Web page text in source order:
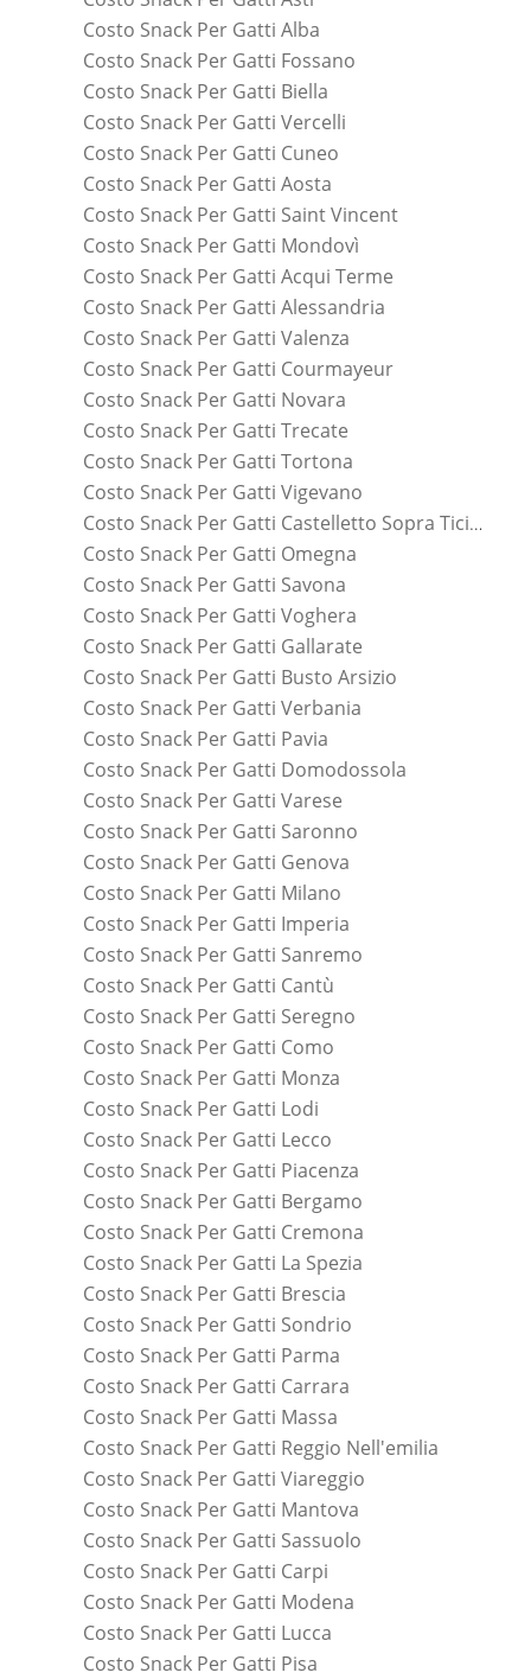
Costo Snack Per Gatti Alba
Costo Snack Per Gatti Fossano
Costo Snack Per Gatti Biella
Costo Snack Per Gatti Vercelli
Costo Snack Per Gatti Cuneo
Costo Snack Per Gatti Aosta
Costo Snack Per Gatti Saint Vincent
Costo Snack Per Gatti Mondovì
Costo Snack Per Gatti Acqui Terme
Costo Snack Per Gatti Alessandria
Costo Snack Per Gatti Valenza
Costo Snack Per Gatti Courmayeur
Costo Snack Per Gatti Novara
Costo Snack Per Gatti Trecate
Costo Snack Per Gatti Tortona
Costo Snack Per Gatti Vigevano
Costo Snack Per Gatti Castelletto Sopra Ticino
Costo Snack Per Gatti Omegna
Costo Snack Per Gatti Savona
Costo Snack Per Gatti Voghera
Costo Snack Per Gatti Gallarate
Costo Snack Per Gatti Busto Arsizio
Costo Snack Per Gatti Verbania
Costo Snack Per Gatti Pavia
Costo Snack Per Gatti Domodossola
Costo Snack Per Gatti Varese
Costo Snack Per Gatti Saronno
Costo Snack Per Gatti Genova
Costo Snack Per Gatti Milano
Costo Snack Per Gatti Imperia
Costo Snack Per Gatti Sanremo
Costo Snack Per Gatti Cantù
Costo Snack Per Gatti Seregno
Costo Snack Per Gatti Como
Costo Snack Per Gatti Monza
Costo Snack Per Gatti Lodi
Costo Snack Per Gatti Lecco
Costo Snack Per Gatti Piacenza
Costo Snack Per Gatti Bergamo
Costo Snack Per Gatti Cremona
Costo Snack Per Gatti La Spezia
Costo Snack Per Gatti Brescia
Costo Snack Per Gatti Sondrio
Costo Snack Per Gatti Parma
Costo Snack Per Gatti Carrara
Costo Snack Per Gatti Massa
Costo Snack Per Gatti Reggio Nell'emilia
Costo Snack Per Gatti Viareggio
Costo Snack Per Gatti Mantova
Costo Snack Per Gatti Sassuolo
Costo Snack Per Gatti Carpi
Costo Snack Per Gatti Modena
Costo Snack Per Gatti Lucca
Costo Snack Per Gatti Pisa